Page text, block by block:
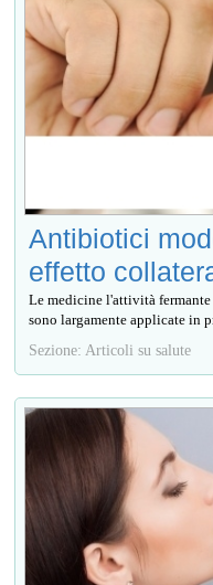
Antibiotici
effetto
Le medicine l'attività
sono largamente applicate in
Sezione: Articoli su salute